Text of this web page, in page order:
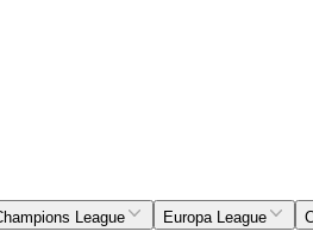
League Europa League